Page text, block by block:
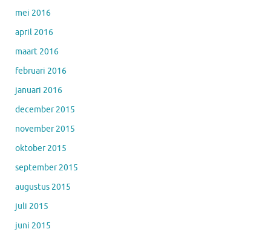
mei 2016
april 2016
maart 2016
februari 2016
januari 2016
december 2015
november 2015
oktober 2015
september 2015
augustus 2015
juli 2015
juni 2015